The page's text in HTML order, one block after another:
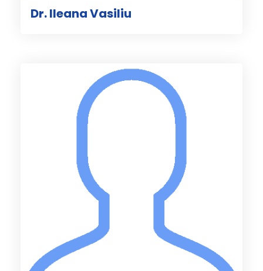
Dr. Ileana Vasiliu